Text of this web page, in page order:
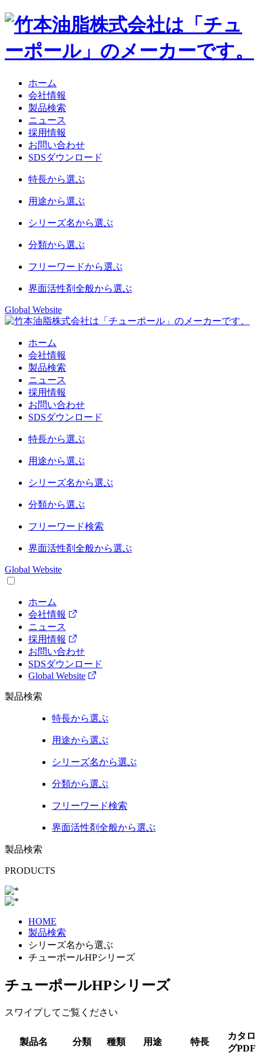
ホーム
会社情報
製品検索
ニュース
採用情報
お問い合わせ
SDSダウンロード
特長から選ぶ
用途から選ぶ
シリーズ名から選ぶ
分類から選ぶ
フリーワードから選ぶ
界面活性剤全般から選ぶ
Global Website
ホーム
会社情報
製品検索
ニュース
採用情報
お問い合わせ
SDSダウンロード
特長から選ぶ
用途から選ぶ
シリーズ名から選ぶ
分類から選ぶ
フリーワード検索
界面活性剤全般から選ぶ
Global Website
ホーム
会社情報
ニュース
採用情報
お問い合わせ
SDSダウンロード
Global Website
製品検索
特長から選ぶ
用途から選ぶ
シリーズ名から選ぶ
分類から選ぶ
フリーワード検索
界面活性剤全般から選ぶ
製品検索
PRODUCTS
HOME
製品検索
シリーズ名から選ぶ
チューポールHPシリーズ
チューポールHPシリーズ
スワイプしてご覧ください
製品名 分類 種類 用途 特長
カタロ
グPDF